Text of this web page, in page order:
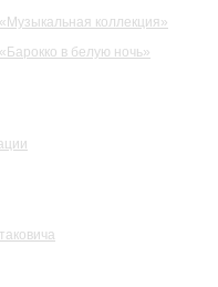
коллекция»
в белую ночь»